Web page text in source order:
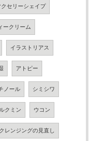
クセリーシェイプ
ークリーム
イラストリアス
アトピー
ノール シミシワ
クミン ウコン
クレンジングの見直し